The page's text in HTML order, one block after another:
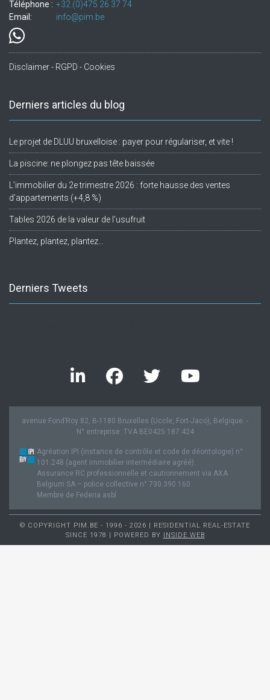
Téléphone : +32.(0)475 26 37 74
Email:
info@pim.be
Disclaimer - RGPD - Cookies
Derniers articles du blog
Le projet de DLUU bruxelloise : payer pour régulariser, et vite !
La piscine: ne plongez pas tête baissée
L’immobilier du 2e trimestre 2026 : forte hausse des ventes
d’appartements (+4,8 %)
Tables 2026 de la valeur de l’usufruit
Plantez, plantez, plantez…
Derniers Tweets
avenue Fond’Roy 82, B-1180 Bruxelles (Uccle, Fort-Jaco), Belgique. -
N° entreprise: TVA BE0425.187.424
Agréation IPI (instance de contrôle et code de déontologie) n°
101.248 (agent immobilier intermédiaire agréé).
Assurance RC professionnelle et cautionnement via AXA
Belgium SA – police collective n° 730.390.160
Membre de Federia asbl
© COPYRIGHT PIM.BE - 1996 - 2026 | RESIDENTIAL REAL-ESTATE
SINCE 1978 | POWERED BY INSIDE WEB